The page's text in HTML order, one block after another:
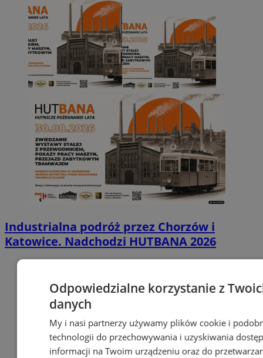
Industrialna podróż przez Chorzów i
Katowice. Nadchodzi HUTBANA 2026
Odpowiedzialne korzystanie z
danych
My i nasi partnerzy używamy plików cookie i
technologii do przechowywania i uzyskiwania
informacji na Twoim urządzeniu oraz do